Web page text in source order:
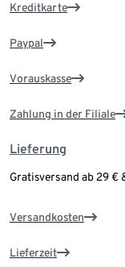
Kreditkarte
Paypal
Vorauskasse
Zahlung in der Filiale
Lieferung
Gratisversand ab 29 €
Versandkosten
Lieferzeit